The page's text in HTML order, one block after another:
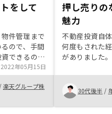
をして
件管理まで
ので、手間
できるのが
た仲介は訳
のことがあ
ことなく真
たので、今
ていきたい
2022年05月15日
/楽天グループ株
押し売りの
魅力
不動産投資自
何度もされた
がありました
なぜすべきか
ださったので
をはじめとす
率よくアプロ
30代後半 /